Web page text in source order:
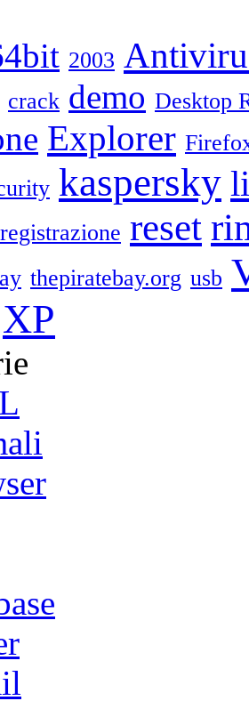
2003
crack demo Desktop
Explorer
kaspersky
registrazione reset
thepiratebay.org usb
XP